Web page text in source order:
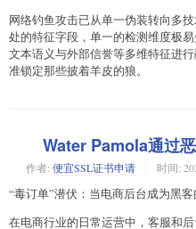
网络钓鱼攻击已从单一伪装转向多
处的特征字段，单一的检测维度极
文本语义与外部信誉等多维特征进
准锁定那些披着羊皮的狼。
Water Pamola通过
作者: 便宜SSL证书申请 时间:
“毒订单”潜伏：当电商后台成为黑
在电商行业的日常运营中，客服和